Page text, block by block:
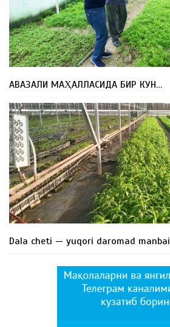
АВАЗАЛИ МАҲАЛЛАСИДА БИР КУН…
Dala cheti — yuqori daromad manbai